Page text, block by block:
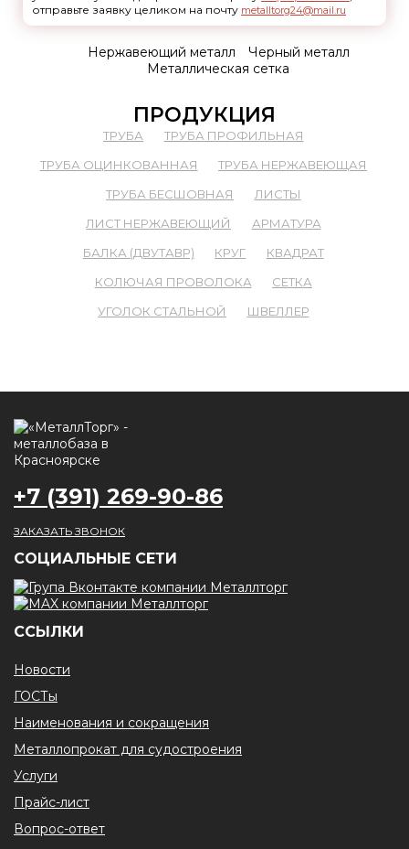
отправьте заявку целиком на почту metalltorg24@mail.ru
Нержавеющий металл
Черный металл
Металлическая сетка
ПРОДУКЦИЯ
ТРУБА
ТРУБА ПРОФИЛЬНАЯ
ТРУБА ОЦИНКОВАННАЯ
ТРУБА НЕРЖАВЕЮЩАЯ
ТРУБА БЕСШОВНАЯ
ЛИСТЫ
ЛИСТ НЕРЖАВЕЮЩИЙ
АРМАТУРА
БАЛКА (ДВУТАВР)
КРУГ
КВАДРАТ
КОЛЮЧАЯ ПРОВОЛОКА
СЕТКА
УГОЛОК СТАЛЬНОЙ
ШВЕЛЛЕР
+7 (391) 269-90-86
ЗАКАЗАТЬ ЗВОНОК
CОЦИАЛЬНЫЕ СЕТИ
ССЫЛКИ
Новости
ГОСТы
Наименования и сокращения
Металлопрокат для судостроения
Услуги
Прайс-лист
Вопрос-ответ